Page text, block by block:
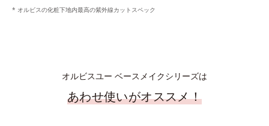
* オルビスの化粧下地内最高の紫外線カットスペック
オルビスユー ベースメイクシリーズは
あわせ使いがオススメ！